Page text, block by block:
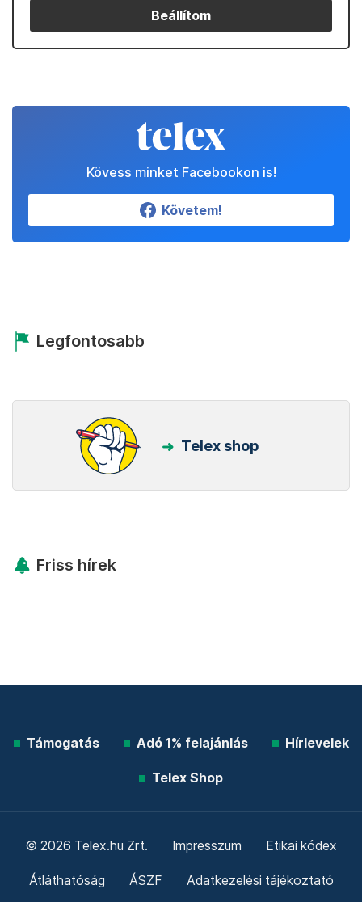
Beállítom
Kövess minket Facebookon is!
Követem!
Legfontosabb
Telex shop
Friss hírek
Támogatás Adó 1% felajánlás Hírlevelek
Telex Shop
© 2026 Telex.hu Zrt. Impresszum Etikai kódex
Átláthatóság ÁSZF Adatkezelési tájékoztató